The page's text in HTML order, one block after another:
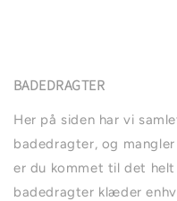
BADEDRAGTER
Her på siden har vi
badedragter, og
er du kommet til det
badedragter klæder